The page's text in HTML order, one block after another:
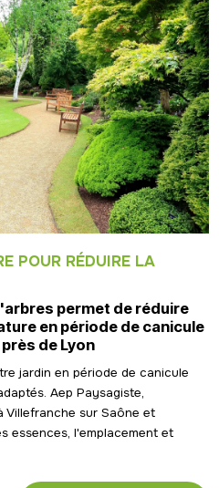
POUR RÉDUIRE LA
permet de réduire
en période de canicule
de Lyon
jardin en période de canicule
Aep Paysagiste,
Villefranche sur Saône et
essences, l'emplacement et